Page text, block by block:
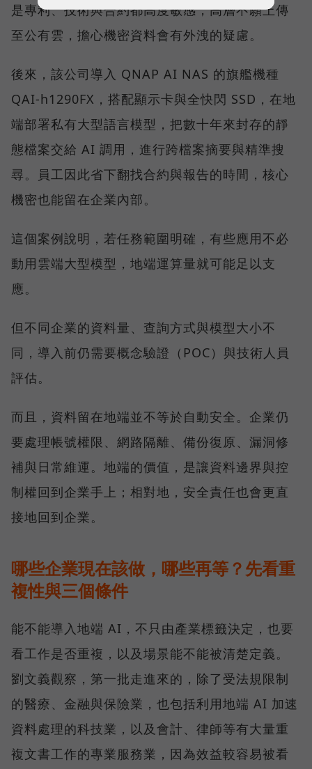
是專利、技術與合約都高度敏感，高層不願上傳
至公有雲，擔心機密資料會有外洩的疑慮。
後來，該公司導入 QNAP AI NAS 的旗艦機種
QAI-h1290FX，搭配顯示卡與全快閃 SSD，在地
端部署私有大型語言模型，把數十年來封存的靜
態檔案交給 AI 調用，進行跨檔案摘要與精準搜
尋。員工因此省下翻找合約與報告的時間，核心
機密也能留在企業內部。
這個案例說明，若任務範圍明確，有些應用不必
動用雲端大型模型，地端運算量就可能足以支
應。
但不同企業的資料量、查詢方式與模型大小不
同，導入前仍需要概念驗證（POC）與技術人員
評估。
而且，資料留在地端並不等於自動安全。企業仍
要處理帳號權限、網路隔離、備份復原、漏洞修
補與日常維運。地端的價值，是讓資料邊界與控
制權回到企業手上；相對地，安全責任也會更直
接地回到企業。
哪些企業現在該做，哪些再等？先看重
複性與三個條件
能不能導入地端 AI，不只由產業標籤決定，也要
看工作是否重複，以及場景能不能被清楚定義。
劉文義觀察，第一批走進來的，除了受法規限制
的醫療、金融與保險業，也包括利用地端 AI 加速
資料處理的科技業，以及會計、律師等有大量重
複文書工作的專業服務業，因為效益較容易被看